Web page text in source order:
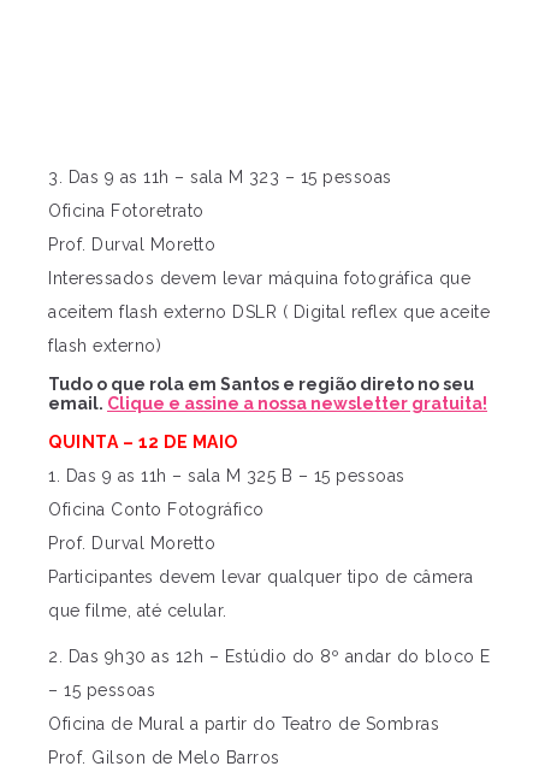
3. Das 9 as 11h – sala M 323 – 15 pessoas
Oficina Fotoretrato
Prof. Durval Moretto
Interessados devem levar máquina fotográfica que
aceitem flash externo DSLR ( Digital reflex que aceite
flash externo)
Tudo o que rola em Santos e região direto no seu
email. Clique e assine a nossa newsletter gratuita!
QUINTA – 12 DE MAIO
1. Das 9 as 11h – sala M 325 B – 15 pessoas
Oficina Conto Fotográfico
Prof. Durval Moretto
Participantes devem levar qualquer tipo de câmera
que filme, até celular.
2. Das 9h30 as 12h – Estúdio do 8º andar do bloco E
– 15 pessoas
Oficina de Mural a partir do Teatro de Sombras
Prof. Gilson de Melo Barros